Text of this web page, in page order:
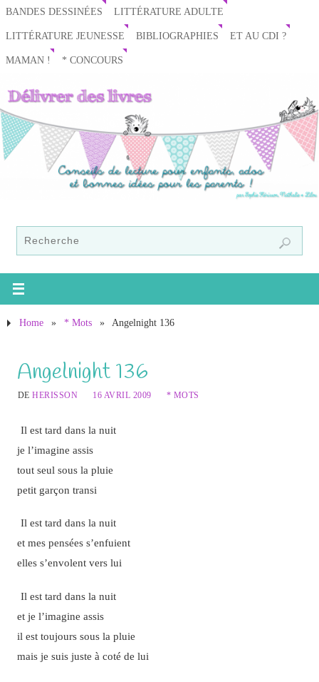
BANDES DESSINÉES LITTÉRATURE ADULTE
LITTÉRATURE JEUNESSE BIBLIOGRAPHIES ET AU CDI ?
MAMAN ! * CONCOURS
Home » * Mots » Angelnight 136
Angelnight 136
DEHERISSON 16 AVRIL 2009 * MOTS
Il est tard dans la nuit
je l’imagine assis
tout seul sous la pluie
petit garçon transi
Il est tard dans la nuit
et mes pensées s’enfuient
elles s’envolent vers lui
Il est tard dans la nuit
et je l’imagine assis
il est toujours sous la pluie
mais je suis juste à coté de lui